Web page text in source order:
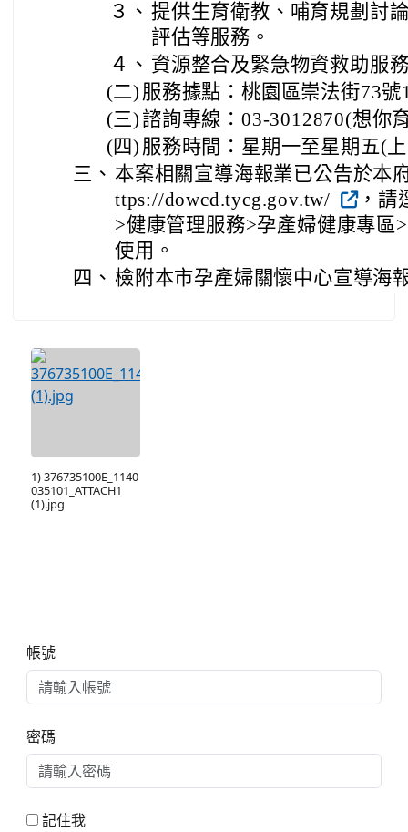
３、 提供生育衛教、哺育規劃討
評估等服務。
４、 資源整合及緊急物資救助服
(二) 服務據點：桃園區崇法街73號
(三) 諮詢專線：03-3012870(想你
(四) 服務時間：星期一至星期五(
三、 本案相關宣導海報業已公告於本
ttps://dowcd.tycg.gov.tw/
，請
>健康管理服務>孕產婦健康專區
使用。
四、 檢附本市孕產婦關懷中心宣導海
1) 376735100E_1140
035101_ATTACH1
(1).jpg
帳號
密碼
記住我